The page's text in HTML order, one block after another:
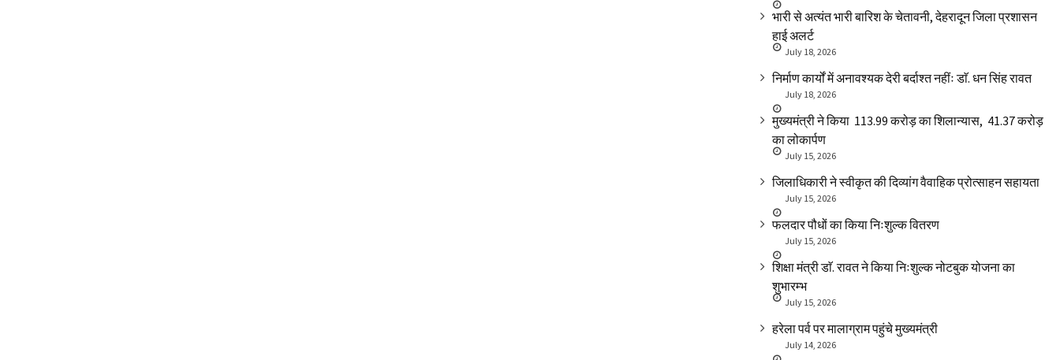
भारी से अत्यंत भारी बारिश के चेतावनी, देहरादून जिला प्रशासन
हाई अलर्ट
July 18, 2026
निर्माण कार्यों में अनावश्यक देरी बर्दाश्त नहींः डाॅ. धन सिंह रावत
July 18, 2026
मुख्यमंत्री ने किया ₹ 113.99 करोड़ का शिलान्यास, ₹ 41.37 करोड़
का लोकार्पण
July 15, 2026
जिलाधिकारी ने स्वीकृत की दिव्यांग वैवाहिक प्रोत्साहन सहायता
July 15, 2026
फलदार पौधों का किया निःशुल्क वितरण
July 15, 2026
शिक्षा मंत्री डाॅ. रावत ने किया निःशुल्क नोटबुक योजना का
शुभारम्भ
July 15, 2026
हरेला पर्व पर मालाग्राम पहुंचे मुख्यमंत्री
July 14, 2026